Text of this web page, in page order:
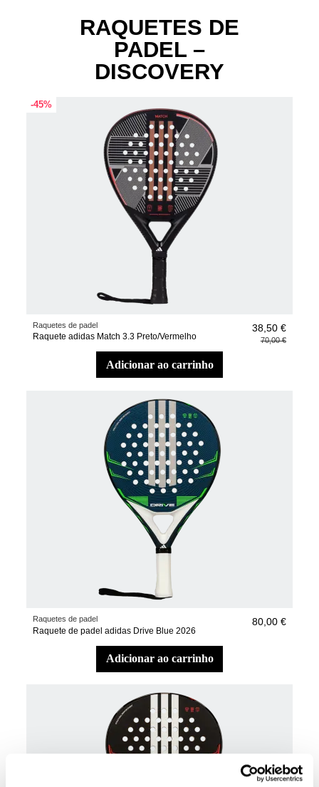
RAQUETES DE
PADEL –
DISCOVERY
-45%
Raquetes de padel
Raquete adidas Match 3.3 Preto/Vermelho
38,50 €
70,00 €
adicionar ao carrinho
Raquetes de padel
Raquete de padel adidas Drive Blue 2026
80,00 €
adicionar ao carrinho